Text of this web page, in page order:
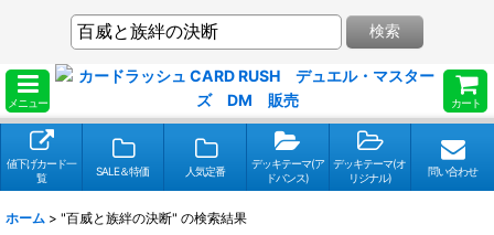
メニュー カート
検索
値下げカード一
覧
SALE＆特価 人気定番
デッキテーマ(ア
ドバンス)
デッキテーマ(オ
リジナル)
問い合わせ
ホーム > "百威と族絆の決断" の検索結果